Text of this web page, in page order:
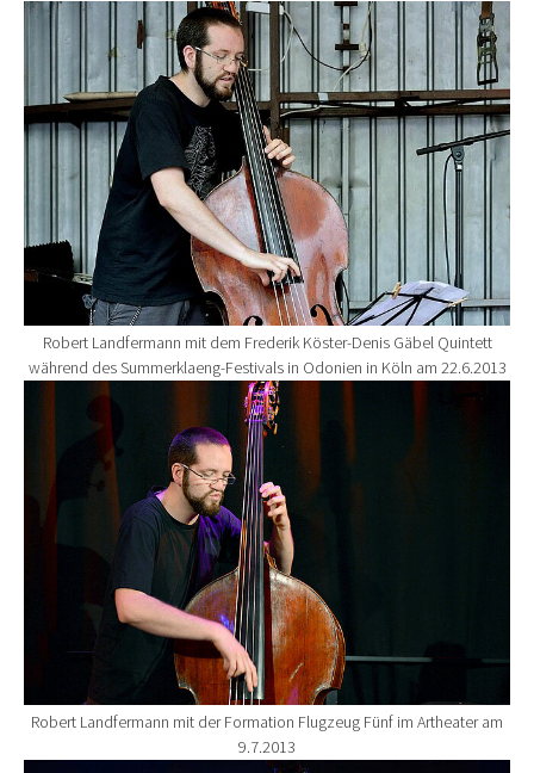
Show larger version for:
Robert Landfermann mit dem Frederik Köster-Denis Gäbel Quintett
während des Summerklaeng-Festivals in Odonien in Köln am 22.6.2013
Show larger version for:
Robert Landfermann mit der Formation Flugzeug Fünf im Artheater am
9.7.2013